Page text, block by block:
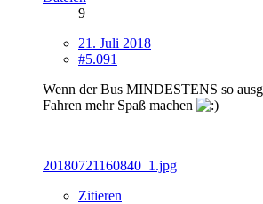
9
21. Juli 2018
#5.091
Wenn der Bus MINDESTENS so
Fahren mehr Spaß machen
20180721160840_1.jpg
Zitieren